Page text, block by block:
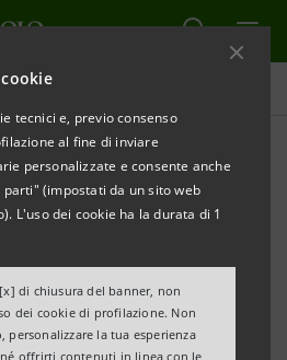
tecnici e, previo consenso
al fine di inviare
personalizzate e consente anche
(impostati da un sito web
L'uso dei cookie ha la durata di 1
di chiusura del banner, non
dei cookie di profilazione. Non
personalizzare la tua esperienza
offrirti contenuti in linea con le
filiera della
con una
di €2,8mln